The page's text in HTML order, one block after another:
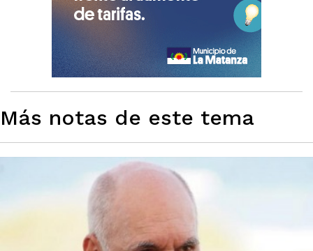
Más notas de este tema